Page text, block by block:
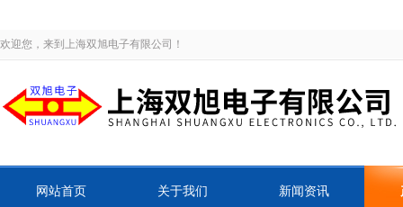
欢迎您，来到上海双旭电子有限公司！
网站首页 关于我们 新闻资讯